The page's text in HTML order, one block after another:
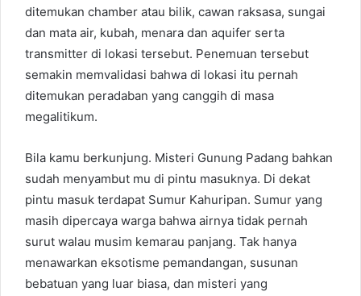
ditemukan chamber atau bilik, cawan raksasa, sungai
dan mata air, kubah, menara dan aquifer serta
transmitter di lokasi tersebut. Penemuan tersebut
semakin memvalidasi bahwa di lokasi itu pernah
ditemukan peradaban yang canggih di masa
megalitikum.
Bila kamu berkunjung. Misteri Gunung Padang bahkan
sudah menyambut mu di pintu masuknya. Di dekat
pintu masuk terdapat Sumur Kahuripan. Sumur yang
masih dipercaya warga bahwa airnya tidak pernah
surut walau musim kemarau panjang. Tak hanya
menawarkan eksotisme pemandangan, susunan
bebatuan yang luar biasa, dan misteri yang